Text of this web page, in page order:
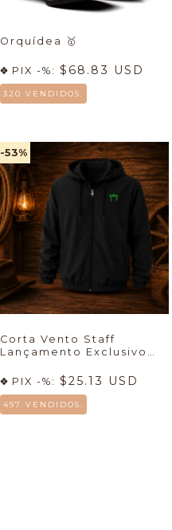
Orquídea 🥇
PIX -%: $68.83 USD
320 VENDIDOS.
-53%
Corta Vento Staff
Lançamento Exclusivo
PIX -%: $25.13 USD
497 VENDIDOS.